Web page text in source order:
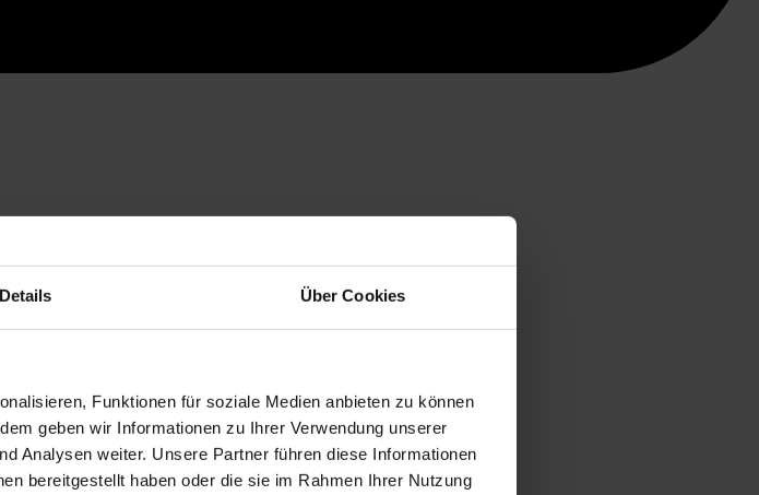
Details Über Cookies
Funktionen für soziale Medien anbieten zu können
geben wir Informationen zu Ihrer Verwendung unserer
Analysen weiter. Unsere Partner führen diese Informationen
bereitgestellt haben oder die sie im Rahmen Ihrer Nutzung